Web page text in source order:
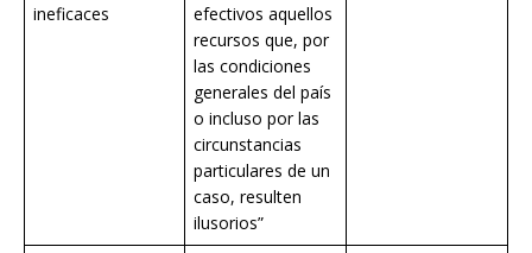
ineficaces
efectivos aquellos
recursos que, por
las condiciones
generales del país
o incluso por las
circunstancias
particulares de un
caso, resulten
ilusorios”